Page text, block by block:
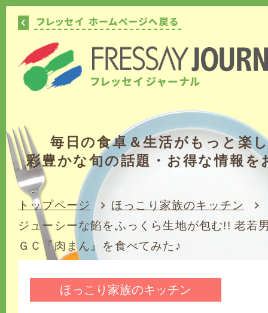
毎日の食卓＆生活がもっと楽
彩豊かな旬の話題・お得な情報を
トップページ
ほっこり家族のキッチン
ジューシーな餡をふっくら生地が包む!! 老若
ＧＣ『肉まん』を食べてみた♪
ほっこり家族のキッチン